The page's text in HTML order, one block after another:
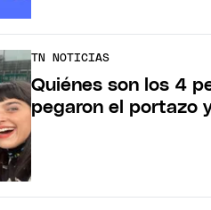
TN NOTICIAS
Quiénes son los 4
pegaron el portazo